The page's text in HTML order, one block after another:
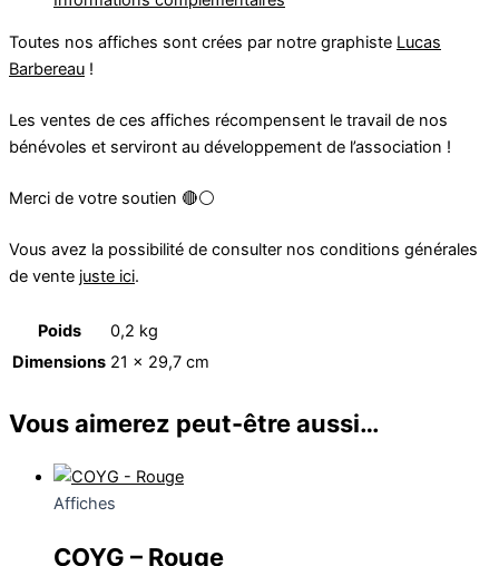
Toutes nos affiches sont crées par notre graphiste Lucas
Barbereau !
Les ventes de ces affiches récompensent le travail de nos
bénévoles et serviront au développement de l’association !
Merci de votre soutien 🔴⚪️
Vous avez la possibilité de consulter nos conditions générales
de vente juste ici.
Poids
0,2 kg
Dimensions 21 × 29,7 cm
Vous aimerez peut-être aussi…
Affiches
COYG – Rouge